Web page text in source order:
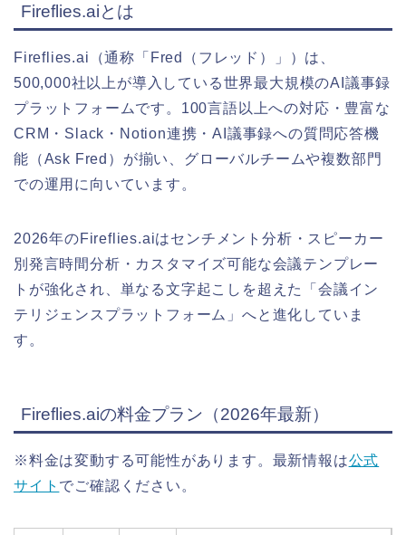
Fireflies.aiとは
Fireflies.ai（通称「Fred（フレッド）」）は、
500,000社以上が導入している世界最大規模のAI議事録
プラットフォームです。100言語以上への対応・豊富な
CRM・Slack・Notion連携・AI議事録への質問応答機
能（Ask Fred）が揃い、グローバルチームや複数部門
での運用に向いています。
2026年のFireflies.aiはセンチメント分析・スピーカー
別発言時間分析・カスタマイズ可能な会議テンプレー
トが強化され、単なる文字起こしを超えた「会議イン
テリジェンスプラットフォーム」へと進化していま
す。
Fireflies.aiの料金プラン（2026年最新）
※料金は変動する可能性があります。最新情報は公式
サイト でご確認ください。